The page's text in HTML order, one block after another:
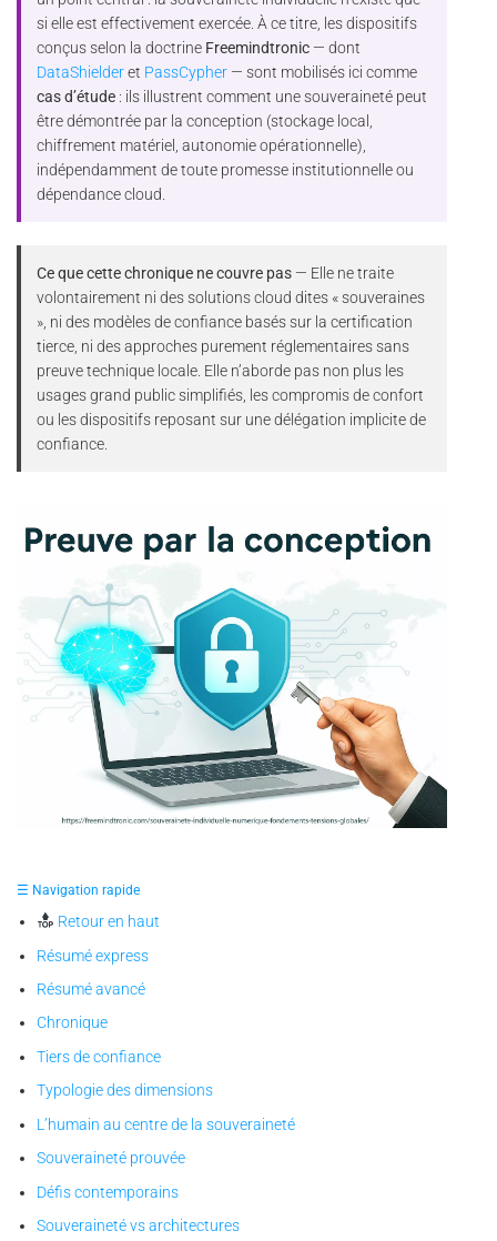
si elle est effectivement exercée. À ce titre, les dispositifs
conçus selon la doctrine Freemindtronic — dont
DataShielderet PassCypher — sont mobilisés ici comme
cas d’étude : ils illustrent comment une souveraineté peut
être démontrée par la conception (stockage local,
chiffrement matériel, autonomie opérationnelle),
indépendamment de toute promesse institutionnelle ou
dépendance cloud.
Ce que cette chronique ne couvre pas — Elle ne traite
volontairement ni des solutions cloud dites « souveraines
», ni des modèles de confiance basés sur la certification
tierce, ni des approches purement réglementaires sans
preuve technique locale. Elle n’aborde pas non plus les
usages grand public simplifiés, les compromis de confort
ou les dispositifs reposant sur une délégation implicite de
confiance.
cadenas incarnent la preuve par la conception et la liberté
prouvée par la maîtrise de ses secrets.
☰ Navigation rapide
Retour en haut
Résumé express
Résumé avancé
Chronique
Tiers de confiance
Typologie des dimensions
L’humain au centre de la souveraineté
Souveraineté prouvée
Défis contemporains
Souveraineté vs architectures